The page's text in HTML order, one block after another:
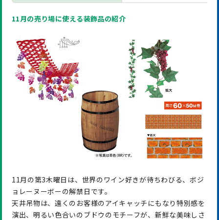
11月の売り場に使える装飾品の紹介
11月の第3木曜日は、世界のワイン好きが待ちわびる、ボジ
ョレーヌーボーの解禁日です。
天井吊物は、遠くのお客様のアイキャッチにもなり特別感を
演出、明るい色合いのブドウのモチーフが、新鮮な美味しさ